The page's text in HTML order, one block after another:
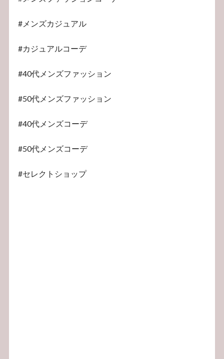
#メンズカジュアル
#カジュアルコーデ
#40代メンズファッション
#50代メンズファッション
#40代メンズコーデ
#50代メンズコーデ
#セレクトショップ